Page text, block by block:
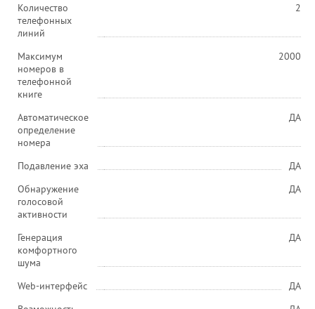
Количество
телефонных
линий
2
Максимум
номеров в
телефонной
книге
2000
Автоматическое
определение
номера
ДА
Подавление эха
ДА
Обнаружение
голосовой
активности
ДА
Генерация
комфортного
шума
ДА
Web-интерфейс
ДА